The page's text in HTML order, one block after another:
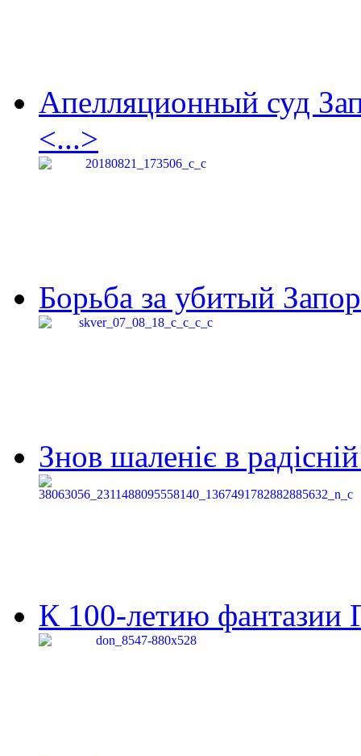
Апелляционный суд
<...>
Борьба за убитый
Знов шаленіє в
К 100-летию фантазии